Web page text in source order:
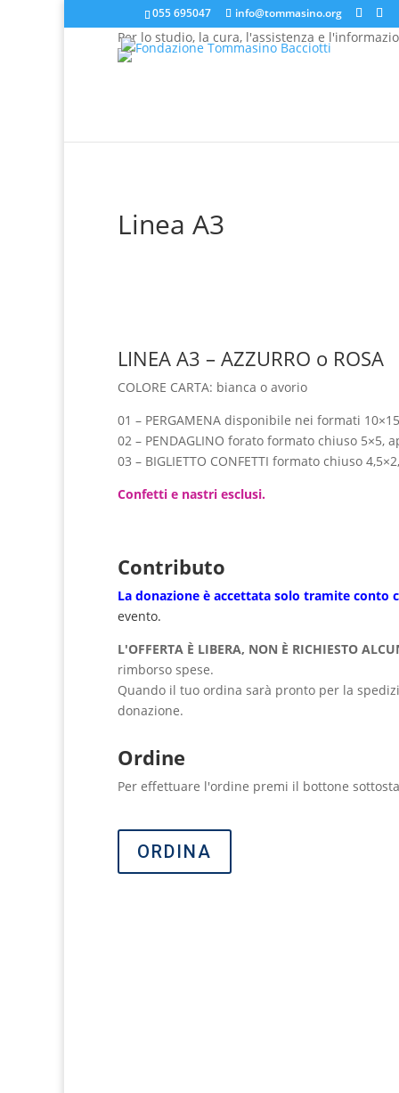
055 695047 info@tommasino.org
Per lo studio, la cura, l'assistenza e
Linea A3
LINEA A3 – AZZURRO o ROSA
COLORE CARTA: bianca o avorio
01 – PERGAMENA disponibile nei formati
02 – PENDAGLINO forato formato chiuso 5×5,
03 – BIGLIETTO CONFETTI formato chiuso
Confetti e nastri esclusi.
Contributo
La donazione è accettata solo tramite conto
evento.
L'OFFERTA È LIBERA, NON È RICHIESTO
rimborso spese.
Quando il tuo ordina sarà pronto per la
donazione.
Ordine
Per effettuare l'ordine premi il bottone
ORDINA